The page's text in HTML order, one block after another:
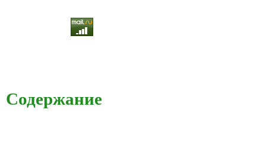
Содержание